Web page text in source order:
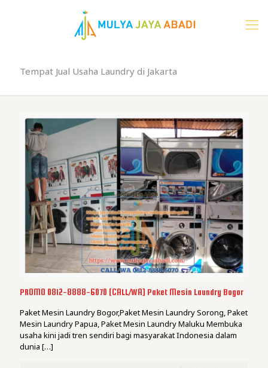
Tempat Jual Usaha Laundry di Jakarta
PROMO 0812-8888-6070 [CALL/WA] Paket Mesin Laundry Bogor
Paket Mesin Laundry Bogor,Paket Mesin Laundry Sorong, Paket
Mesin Laundry Papua, Paket Mesin Laundry Maluku Membuka
usaha kini jadi tren sendiri bagi masyarakat Indonesia dalam
dunia […]